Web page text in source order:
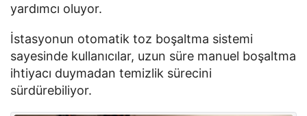
yardımcı oluyor.
İstasyonun otomatik toz boşaltma sistemi
sayesinde kullanıcılar, uzun süre manuel boşaltma
ihtiyacı duymadan temizlik sürecini
sürdürebiliyor.